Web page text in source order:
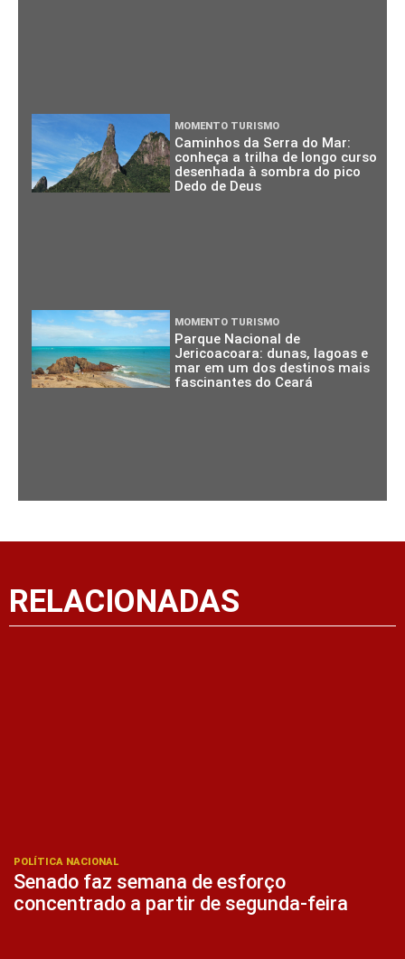
MOMENTO TURISMO
Caminhos da Serra do Mar:
conheça a trilha de longo curso
desenhada à sombra do pico
Dedo de Deus
MOMENTO TURISMO
Parque Nacional de
Jericoacoara: dunas, lagoas e
mar em um dos destinos mais
fascinantes do Ceará
RELACIONADAS
POLÍTICA NACIONAL
Senado faz semana de esforço
concentrado a partir de segunda-feira